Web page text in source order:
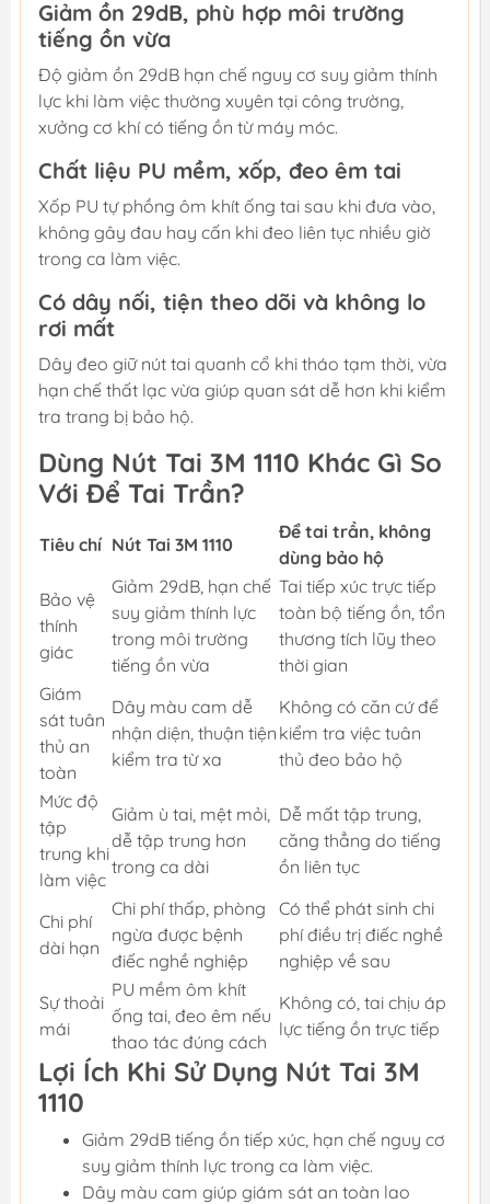
Giảm ồn 29dB, phù hợp môi trường
tiếng ồn vừa
Độ giảm ồn 29dB hạn chế nguy cơ suy giảm thính
lực khi làm việc thường xuyên tại công trường,
xưởng cơ khí có tiếng ồn từ máy móc.
Chất liệu PU mềm, xốp, đeo êm tai
Xốp PU tự phồng ôm khít ống tai sau khi đưa vào,
không gây đau hay cấn khi đeo liên tục nhiều giờ
trong ca làm việc.
Có dây nối, tiện theo dõi và không lo
rơi mất
Dây đeo giữ nút tai quanh cổ khi tháo tạm thời, vừa
hạn chế thất lạc vừa giúp quan sát dễ hơn khi kiểm
tra trang bị bảo hộ.
Dùng Nút Tai 3M 1110 Khác Gì So
Với Để Tai Trần?
Tiêu chí Nút Tai 3M 1110
Để tai trần, không
dùng bảo hộ
Bảo vệ
thính
giác
Giảm 29dB, hạn chế
suy giảm thính lực
trong môi trường
tiếng ồn vừa
Tai tiếp xúc trực tiếp
toàn bộ tiếng ồn, tổn
thương tích lũy theo
thời gian
Giám
sát tuân
thủ an
toàn
Dây màu cam dễ
nhận diện, thuận tiện
kiểm tra từ xa
Không có căn cứ để
kiểm tra việc tuân
thủ đeo bảo hộ
Mức độ
tập
trung khi
làm việc
Giảm ù tai, mệt mỏi,
dễ tập trung hơn
trong ca dài
Dễ mất tập trung,
căng thẳng do tiếng
ồn liên tục
Chi phí
dài hạn
Chi phí thấp, phòng
ngừa được bệnh
điếc nghề nghiệp
Có thể phát sinh chi
phí điều trị điếc nghề
nghiệp về sau
Sự thoải
mái
PU mềm ôm khít
ống tai, đeo êm nếu
thao tác đúng cách
Không có, tai chịu áp
lực tiếng ồn trực tiếp
Lợi Ích Khi Sử Dụng Nút Tai 3M
1110
Giảm 29dB tiếng ồn tiếp xúc, hạn chế nguy cơ
suy giảm thính lực trong ca làm việc.
Dây màu cam giúp giám sát an toàn lao